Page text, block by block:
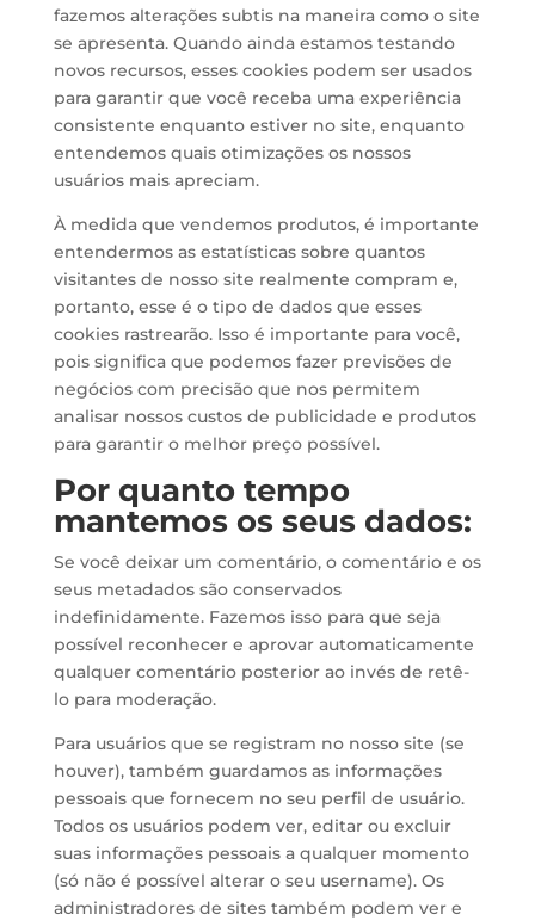
fazemos alterações subtis na maneira como o site
se apresenta. Quando ainda estamos testando
novos recursos, esses cookies podem ser usados ​​
para garantir que você receba uma experiência
consistente enquanto estiver no site, enquanto
entendemos quais otimizações os nossos
usuários mais apreciam.
À medida que vendemos produtos, é importante
entendermos as estatísticas sobre quantos
visitantes de nosso site realmente compram e,
portanto, esse é o tipo de dados que esses
cookies rastrearão. Isso é importante para você,
pois significa que podemos fazer previsões de
negócios com precisão que nos permitem
analisar nossos custos de publicidade e produtos
para garantir o melhor preço possível.
Por quanto tempo
mantemos os seus dados:
Se você deixar um comentário, o comentário e os
seus metadados são conservados
indefinidamente. Fazemos isso para que seja
possível reconhecer e aprovar automaticamente
qualquer comentário posterior ao invés de retê-
lo para moderação.
Para usuários que se registram no nosso site (se
houver), também guardamos as informações
pessoais que fornecem no seu perfil de usuário.
Todos os usuários podem ver, editar ou excluir
suas informações pessoais a qualquer momento
(só não é possível alterar o seu username). Os
administradores de sites também podem ver e